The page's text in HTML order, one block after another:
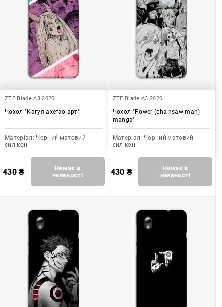
ZTE Blade A3 2020
Чохол "Кагуя ахегао арт"
Матеріал: Чорний матовий
силікон
430₴
Немає в
наявності
ZTE Blade A3 2020
Чохол "Power (chainsaw man)
manga"
Матеріал: Чорний матовий
силікон
430 ₴
Немає в
наявності